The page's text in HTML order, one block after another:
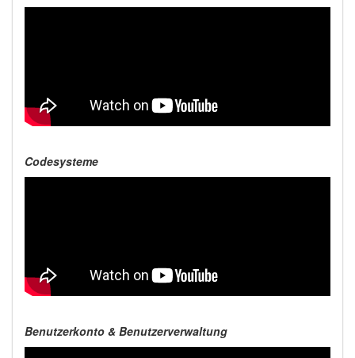
Codesysteme
Benutzerkonto & Benutzerverwaltung